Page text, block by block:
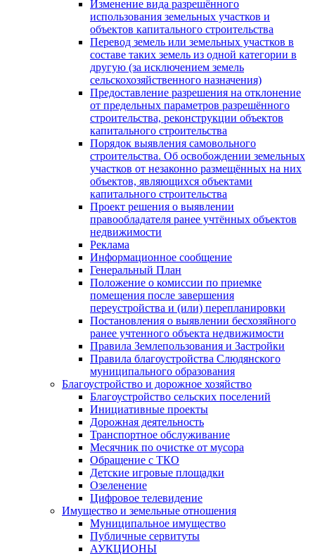
Изменение вида разрешённого
использования земельных участков и
объектов капитального строительства
Перевод земель или земельных участков в
составе таких земель из одной категории в
другую (за исключением земель
сельскохозяйственного назначения)
Предоставление разрешения на отклонение
от предельных параметров разрешённого
строительства, реконструкции объектов
капитального строительства
Порядок выявления самовольного
строительства. Об освобождении земельных
участков от незаконно размещённых на них
объектов, являющихся объектами
капитального строительства
Проект решения о выявлении
правообладателя ранее учтённых объектов
недвижимости
Реклама
Информационное сообщение
Генеральный План
Положение о комиссии по приемке
помещения после завершения
переустройства и (или) перепланировки
Постановления о выявлении бесхозяйного
ранее учтенного объекта недвижимости
Правила Землепользования и Застройки
Правила благоустройства Слюдянского
муниципального образования
Благоустройство и дорожное хозяйство
Благоустройство сельских поселений
Инициативные проекты
Дорожная деятельность
Транспортное обслуживание
Месячник по очистке от мусора
Обращение с ТКО
Детские игровые площадки
Озеленение
Цифровое телевидение
Имущество и земельные отношения
Муниципальное имущество
Публичные сервитуты
АУКЦИОНЫ